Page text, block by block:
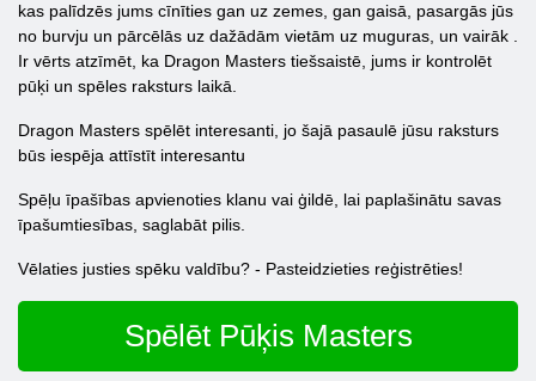
kas palīdzēs jums cīnīties gan uz zemes, gan gaisā, pasargās jūs
no burvju un pārcēlās uz dažādām vietām uz muguras, un vairāk .
Ir vērts atzīmēt, ka Dragon Masters tiešsaistē, jums ir kontrolēt
pūķi un spēles raksturs laikā.
Dragon Masters spēlēt interesanti, jo šajā pasaulē jūsu raksturs
būs iespēja attīstīt interesantu
Spēļu īpašības apvienoties klanu vai ģildē, lai paplašinātu savas
īpašumtiesības, saglabāt pilis.
Vēlaties justies spēku valdību? - Pasteidzieties reģistrēties!
Spēlēt Pūķis Masters